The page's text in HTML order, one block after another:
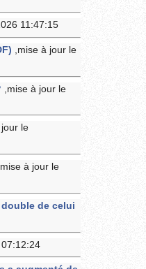
11:47:15
,mise à jour le
,mise à jour le
le
à jour le
de celui
07:12:24